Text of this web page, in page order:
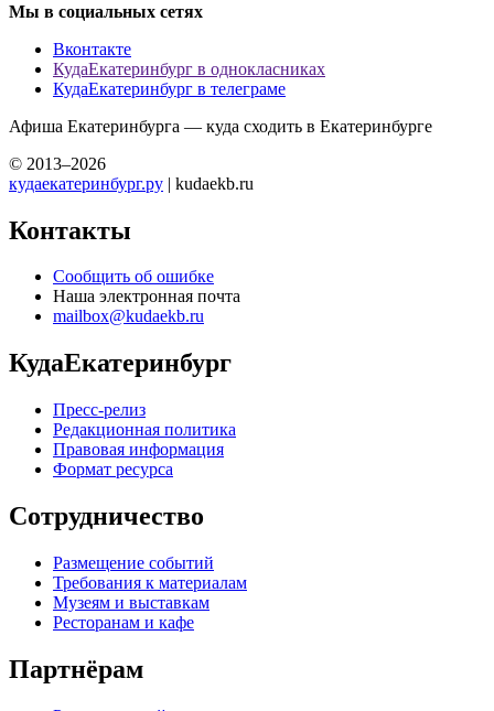
Мы в социальных сетях
Вконтакте
КудаЕкатеринбург в однокласниках
КудаЕкатеринбург в телеграме
Афиша Екатеринбурга — куда сходить в Екатеринбурге
© 2013–2026
кудаекатеринбург.ру | kudaekb.ru
Контакты
Сообщить об ошибке
Наша электронная почта
mailbox@kudaekb.ru
КудаЕкатеринбург
Пресс-релиз
Редакционная политика
Правовая информация
Формат ресурса
Сотрудничество
Размещение событий
Требования к материалам
Музеям и выставкам
Ресторанам и кафе
Партнёрам